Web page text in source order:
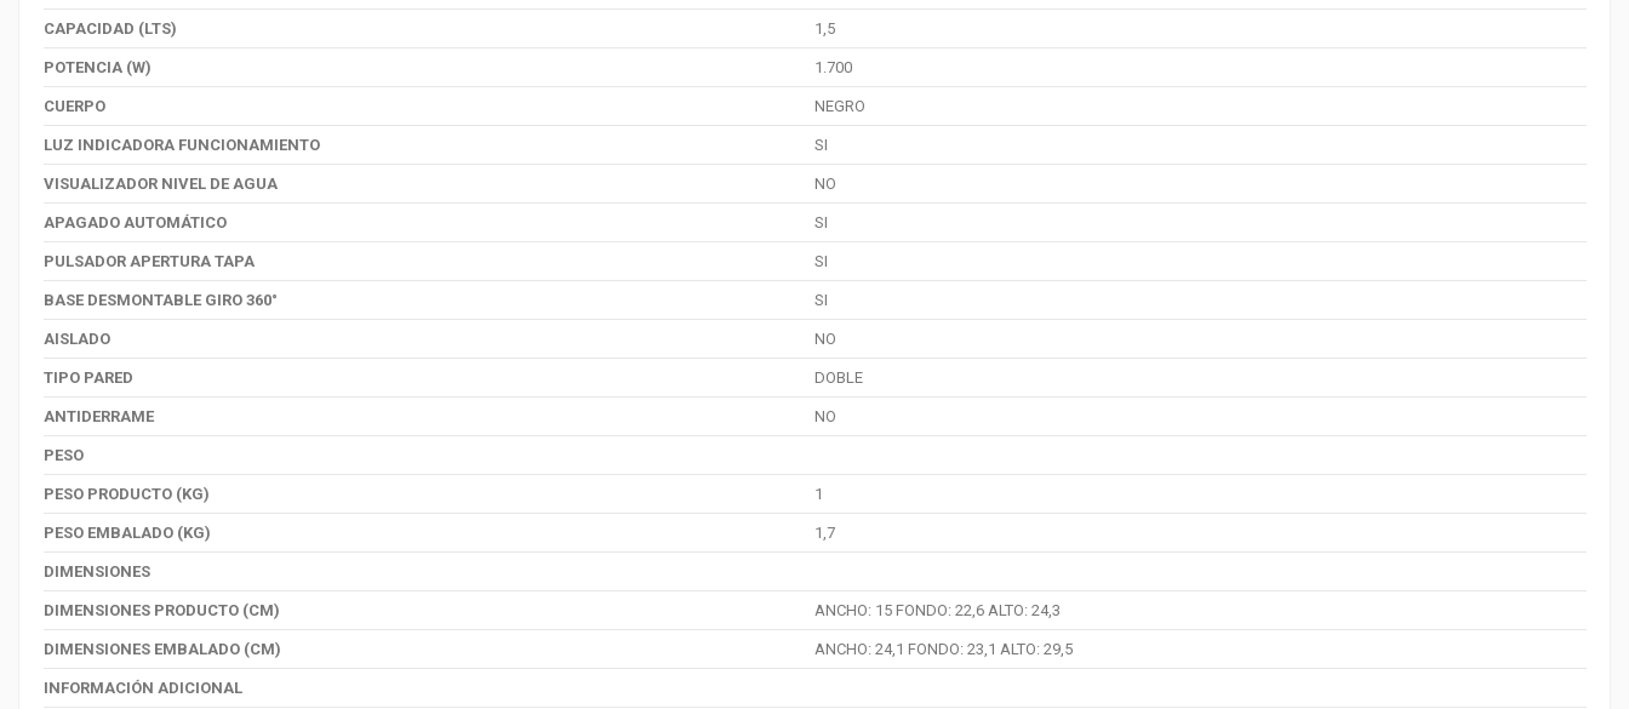
CAPACIDAD (LTS) 1,5
POTENCIA (W) 1.700
CUERPO NEGRO
LUZ INDICADORA FUNCIONAMIENTO SI
VISUALIZADOR NIVEL DE AGUA NO
APAGADO AUTOMÁTICO SI
PULSADOR APERTURA TAPA SI
BASE DESMONTABLE GIRO 360° SI
AISLADO NO
TIPO PARED DOBLE
ANTIDERRAME NO
PESO
PESO PRODUCTO (KG) 1
PESO EMBALADO (KG) 1,7
DIMENSIONES
DIMENSIONES PRODUCTO (CM) ANCHO: 15 FONDO: 22,6 ALTO: 24,3
DIMENSIONES EMBALADO (CM) ANCHO: 24,1 FONDO: 23,1 ALTO: 29,5
INFORMACIÓN ADICIONAL